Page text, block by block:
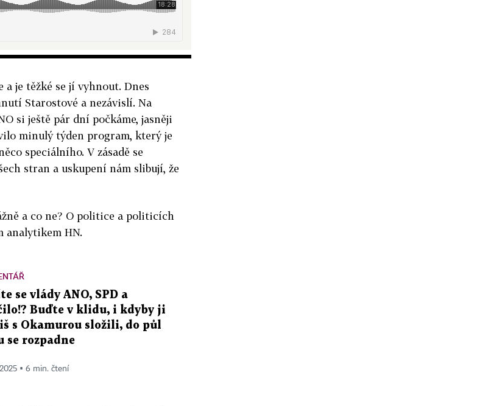
je těžké se jí vyhnout. Dnes
Starostové a nezávislí. Na
si ještě pár dní počkáme, jasněji
minulý týden program, který je
speciálního. V zásadě se
stran a uskupení nám slibují, že
a co ne? O politice a politicích
analytikem HN.
se vlády ANO, SPD a
Buďte v klidu, i kdyby ji
s Okamurou složili, do půl
se rozpadne
▪ 6 min. čtení